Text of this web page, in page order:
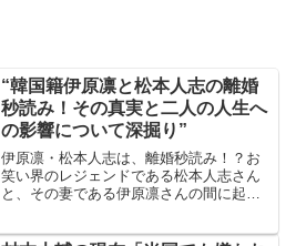
“韓国籍伊原凛と松本人志の離婚
秒読み！その真実と二人の人生へ
の影響について深掘り”
伊原凛・松本人志は、離婚秒読み！？お
笑い界のレジェンドである松本人志さん
と、その妻である伊原凛さんの間に起こ